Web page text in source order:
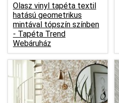
Olasz vinyl tapéta textil
hatású geometrikus
mintával tópszín színben
- Tapéta Trend
Webáruház